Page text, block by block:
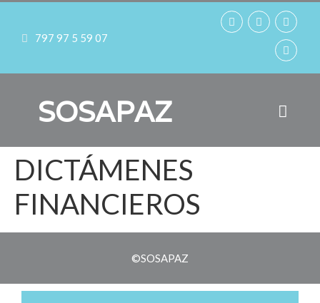
797 97 5 59 07
SOSAPAZ
DICTÁMENES
FINANCIEROS
©SOSAPAZ